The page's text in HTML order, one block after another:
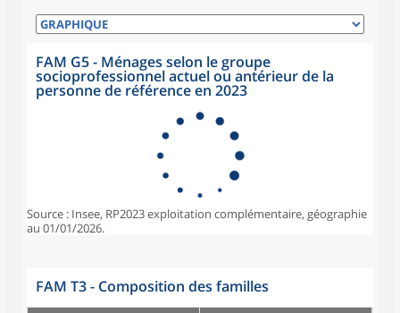
FAM G5 - Ménages selon le groupe
socioprofessionnel actuel ou antérieur de la
personne de référence en 2023
Source : Insee, RP2023 exploitation complémentaire, géographie
au 01/01/2026.
FAM T3 - Composition des familles